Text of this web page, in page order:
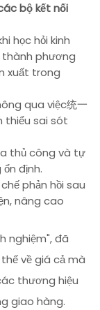
bộ kết nối
học hỏi kinh
thành phương
xuất trong
qua việc统一
thiểu sai sót
thủ công và tự
định.
phản hồi sau
nâng cao
nghiệm", đã
về giá cả mà
thương hiệu
giao hàng.